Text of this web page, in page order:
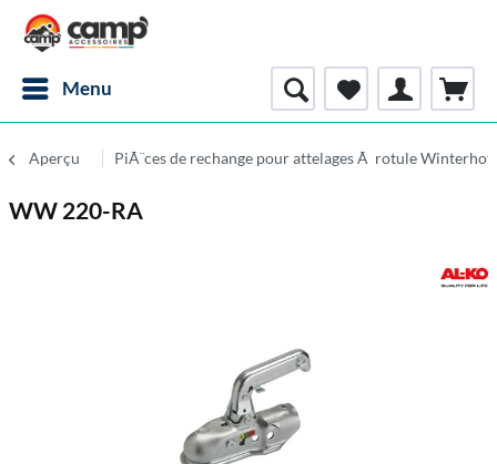
Menu
Aperçu PiÃ¨ces de rechange pour attelages Ã rotule Winterhoff
WW 220-RA